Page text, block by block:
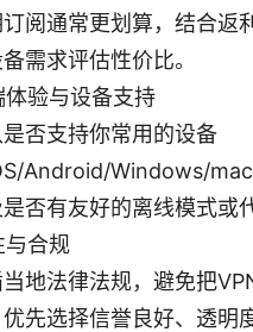
阅通常更划算，结合返
需求评估性价比。
体验与设备支持
否支持你常用的设备
Android/Windows/
否有友好的离线模式或
与合规
地法律法规，避免把
先选择信誉良好、透明